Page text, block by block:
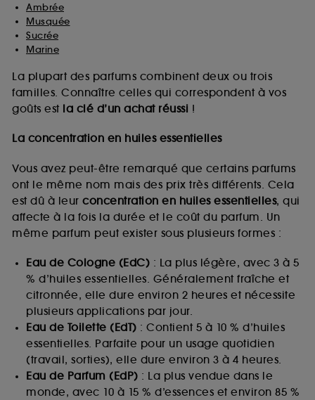
Ambrée
Musquée
Sucrée
Marine
La plupart des parfums combinent deux ou trois
familles. Connaître celles qui correspondent à vos
goûts est la clé d’un achat réussi !
La concentration en huiles essentielles
Vous avez peut-être remarqué que certains parfums
ont le même nom mais des prix très différents. Cela
est dû à leur concentration en huiles essentielles, qui
affecte à la fois la durée et le coût du parfum. Un
même parfum peut exister sous plusieurs formes :
Eau de Cologne (EdC) : La plus légère, avec 3 à 5
% d’huiles essentielles. Généralement fraîche et
citronnée, elle dure environ 2 heures et nécessite
plusieurs applications par jour.
Eau de Toilette (EdT) : Contient 5 à 10 % d’huiles
essentielles. Parfaite pour un usage quotidien
(travail, sorties), elle dure environ 3 à 4 heures.
Eau de Parfum (EdP) : La plus vendue dans le
monde, avec 10 à 15 % d’essences et environ 85 %